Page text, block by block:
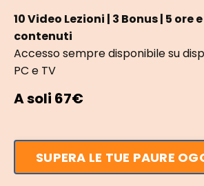
10 Video Lezioni | 3 Bonus | 5 ore
contenuti
Accesso sempre disponibile su
PC e TV
A soli 67€
SUPERA LE TUE PAURE